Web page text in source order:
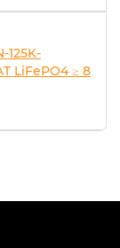
125K-
LiFePO4 ≥ 8